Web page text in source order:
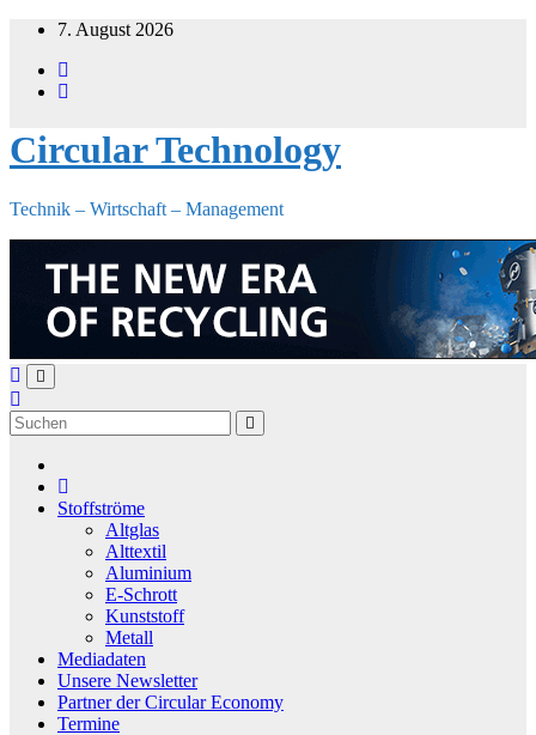
Zum
springen
7. August 2026
Circular Technology
Technik – Wirtschaft – Management
Stoffströme
Altglas
Alttextil
Aluminium
E-Schrott
Kunststoff
Metall
Mediadaten
Unsere Newsletter
Partner der Circular Economy
Termine